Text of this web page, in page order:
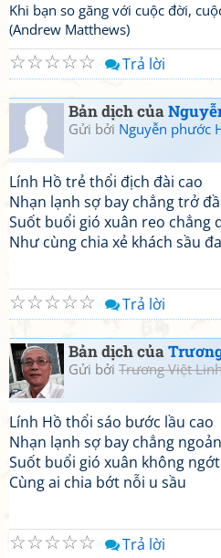
Khi bạn so găng với cuộc đời,
(Andrew Matthews)
☆
☆
☆
☆
☆ Trả lời
Bản dịch của
Gửi bởi Nguyễn phước
Lính Hồ trẻ thổi địch đài cao
Nhạn lạnh sợ bay chẳng trở
Suốt buổi gió xuân reo chẳng
Như cùng chia xẻ khách sầu
☆
☆
☆
☆
☆ Trả lời
Bản dịch của
Gửi bởi Trương Việt
Lính Hồ thổi sáo bước lầu cao
Nhạn lạnh sợ bay chẳng
Suốt buổi gió xuân không
Cùng ai chia bớt nỗi u sầu
☆
☆
☆
☆
☆ Trả lời